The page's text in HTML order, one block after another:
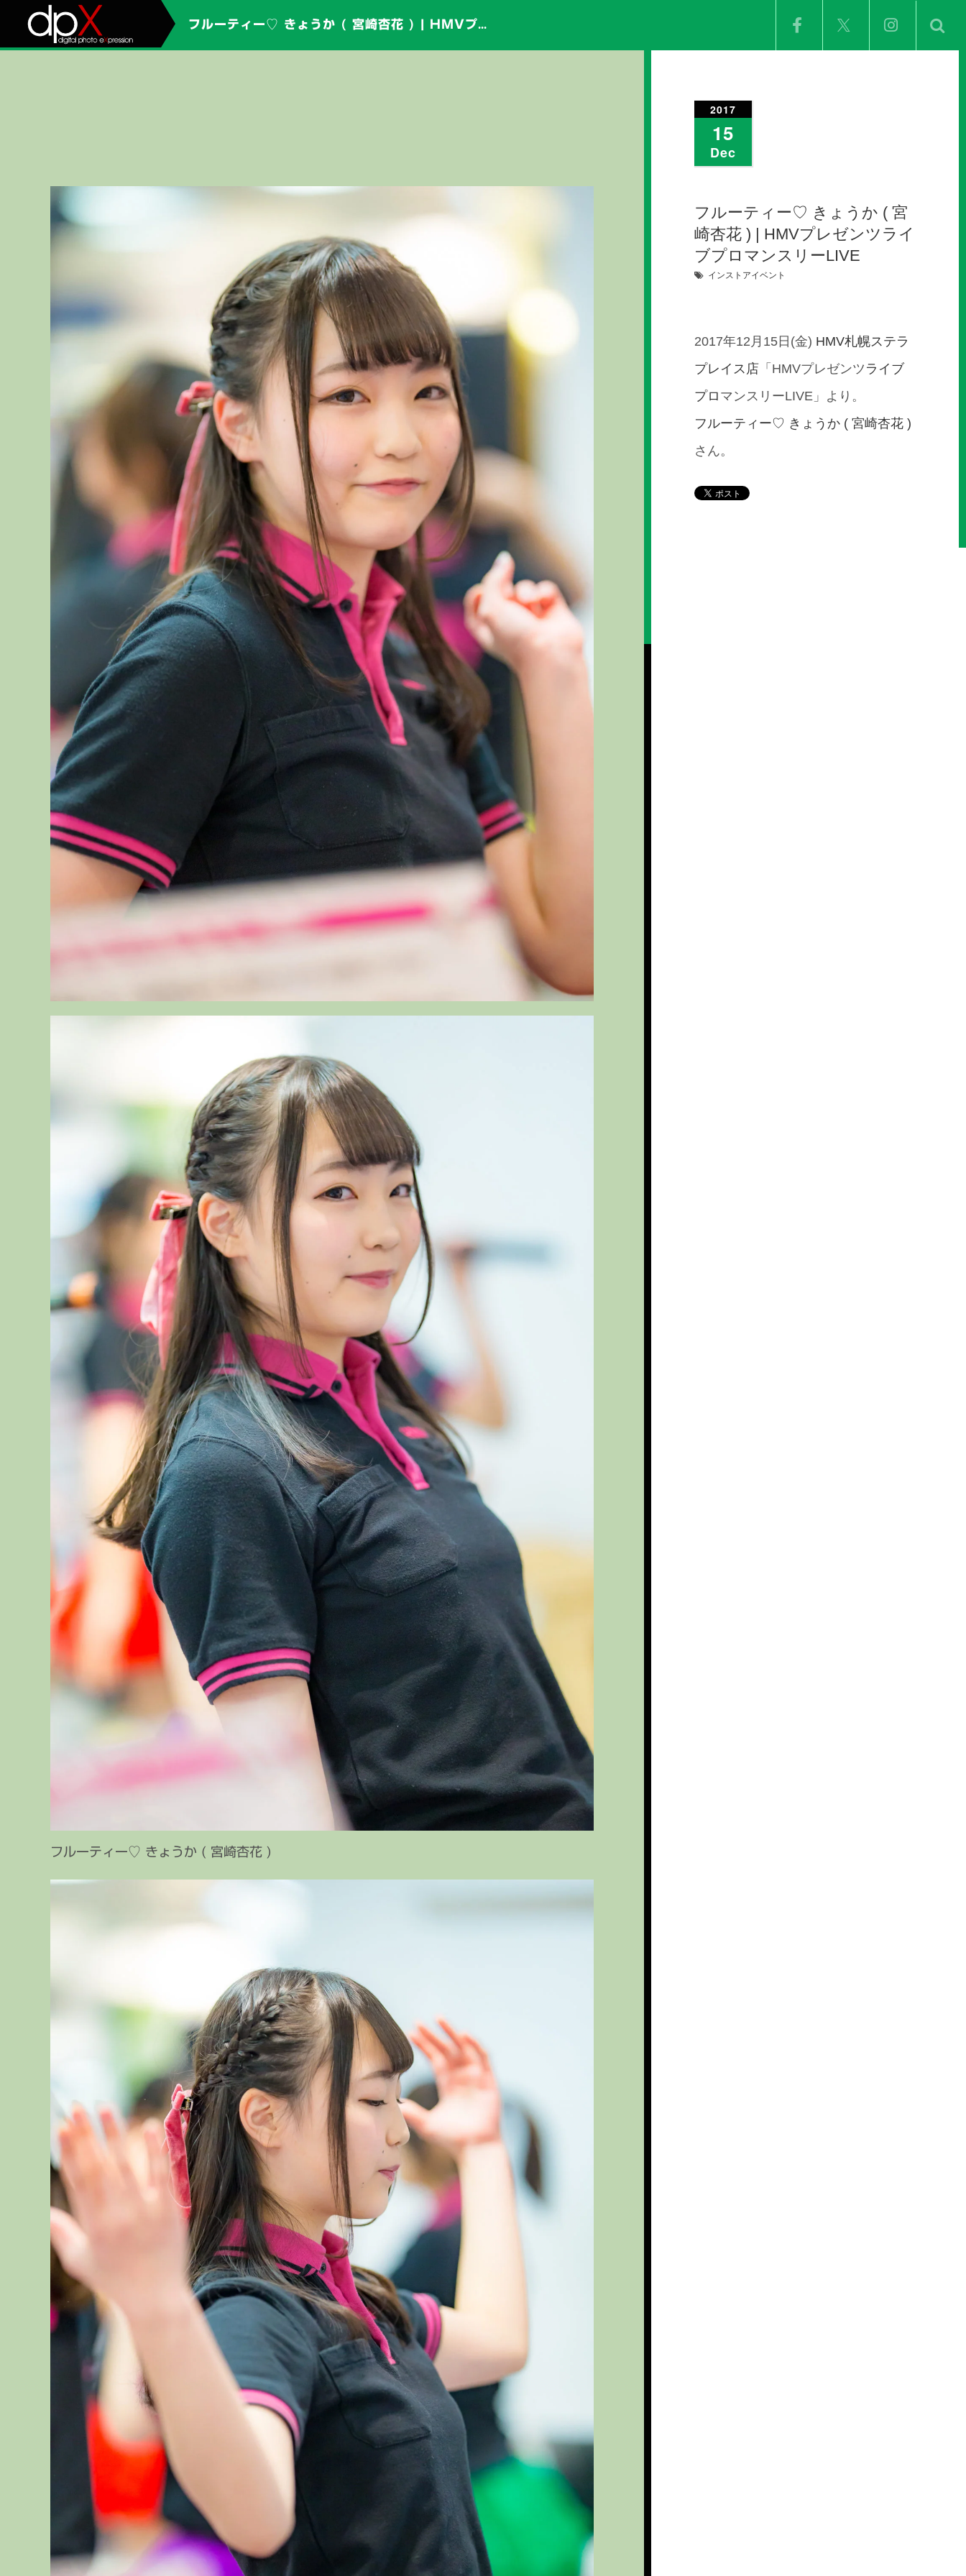
フルーティー♡ きょうか ( 宮崎杏花 ) | HMVプレゼンツライブプロマンスリーLIVE
フルーティー♡ きょうか ( 宮崎杏花 )
2017
15
Dec
フルーティー♡ きょうか ( 宮
崎杏花 ) | HMVプレゼンツライ
ブプロマンスリーLIVE
インストアイベント
2017年12月15日(金) HMV札幌ステラ
プレイス店 「HMVプレゼンツ ライブ
プロ マンスリーLIVE」より。
フルーティー♡ きょうか ( 宮崎杏花 )
さん。